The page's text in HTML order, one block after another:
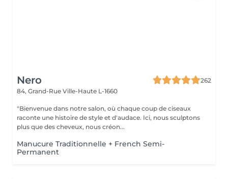
Nero
262
84, Grand-Rue Ville-Haute L-1660
"Bienvenue dans notre salon, où chaque coup de ciseaux
raconte une histoire de style et d'audace. Ici, nous sculptons
plus que des cheveux, nous créon...
Manucure Traditionnelle + French Semi-
Permanent